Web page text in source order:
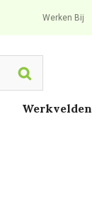
Werken Bij
Search
Werkvelden